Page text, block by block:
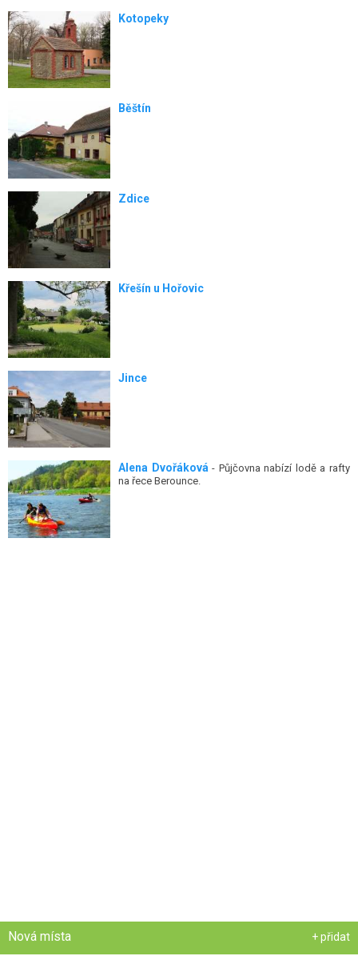
Kotopeky
Běštín
Zdice
Křešín u Hořovic
Jince
Alena Dvořáková- Půjčovna nabízí lodě a rafty
na řece Berounce.
Nová místa + přidat